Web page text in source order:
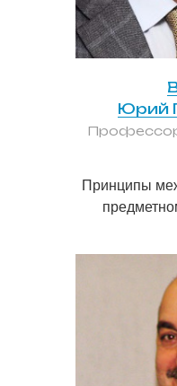
Юрий
Принципы